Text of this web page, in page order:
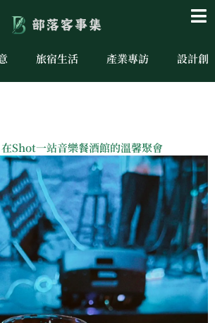
旅宿生活 產業專訪 設計創
Shot一站音樂餐酒館的溫馨聚會